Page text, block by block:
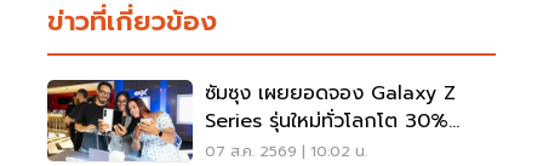
ข่าวที่เกี่ยวข้อง
ซัมซุง เผยยอดจอง Galaxy Z
Series รุ่นใหม่ทั่วโลกโต 30%
เกาหลีใต้แตะ 1.44 ล้านเครื่อง
07 ส.ค. 2569 | 10:02 น.